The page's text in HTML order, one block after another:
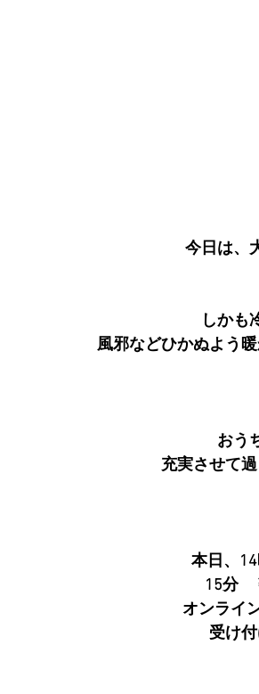
今日は、
しかも
風邪などひかぬよう
おう
充実させて
本日、
15分　
オンライ
受け